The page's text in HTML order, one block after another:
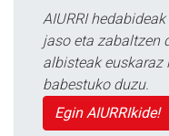
AIURRI
jaso eta zabaltzen
albisteak
babestuko duzu.
Egin AIURRIkide!